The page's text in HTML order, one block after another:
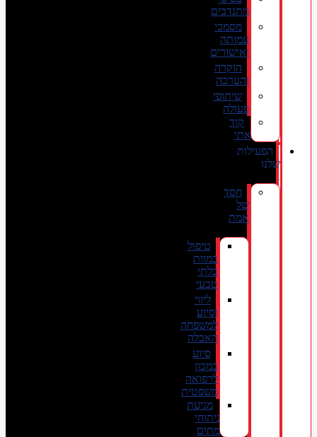
מתנדבים
מסמכי
עמותה
ואישורים
הוקרה
והערכה
שיתופי
פעולה
קוד
אתי
הפעילות
שלנו
חסד
של
אמת
טיפול
במוות
בלתי
טבעי
ליווי
וסיוע
למשפחה
האבלה
סיוע
במכון
לרפואה
משפטית
מניעת
ניתוחי
מתים